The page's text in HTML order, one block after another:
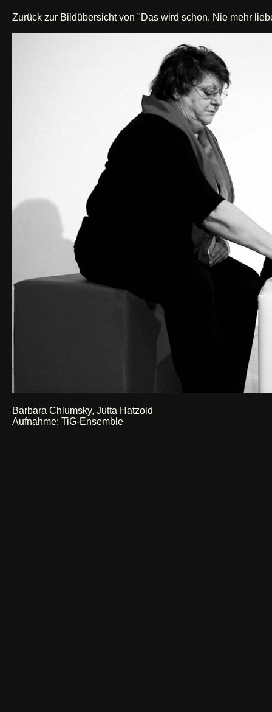
Zurück zur Bildübersicht von "Das wird schon. Nie mehr
Barbara Chlumsky, Jutta Hatzold
Aufnahme: TiG-Ensemble